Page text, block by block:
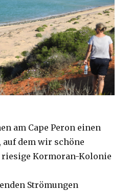
am Cape Peron einen
auf dem wir schöne
Kormoran-Kolonie
Strömungen